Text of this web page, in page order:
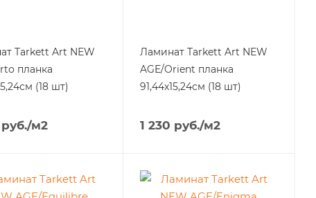
Tarkett Art NЕW
планка
(18 шт)
руб./м2
Ламинат Tarkett Art NЕW
AGE/Orient планка
91,44х15,24см (18 шт)
1 230 руб./м2